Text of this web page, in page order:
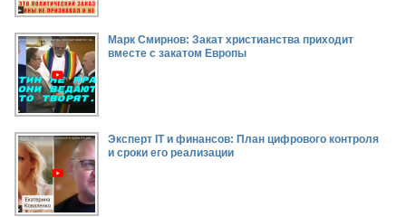
Марк Смирнов: Закат христианства приходит
вместе с закатом Европы
Эксперт IT и финансов: План цифрового контроля
и сроки его реализации